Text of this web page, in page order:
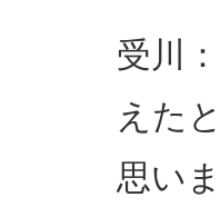
受川
えた
思い